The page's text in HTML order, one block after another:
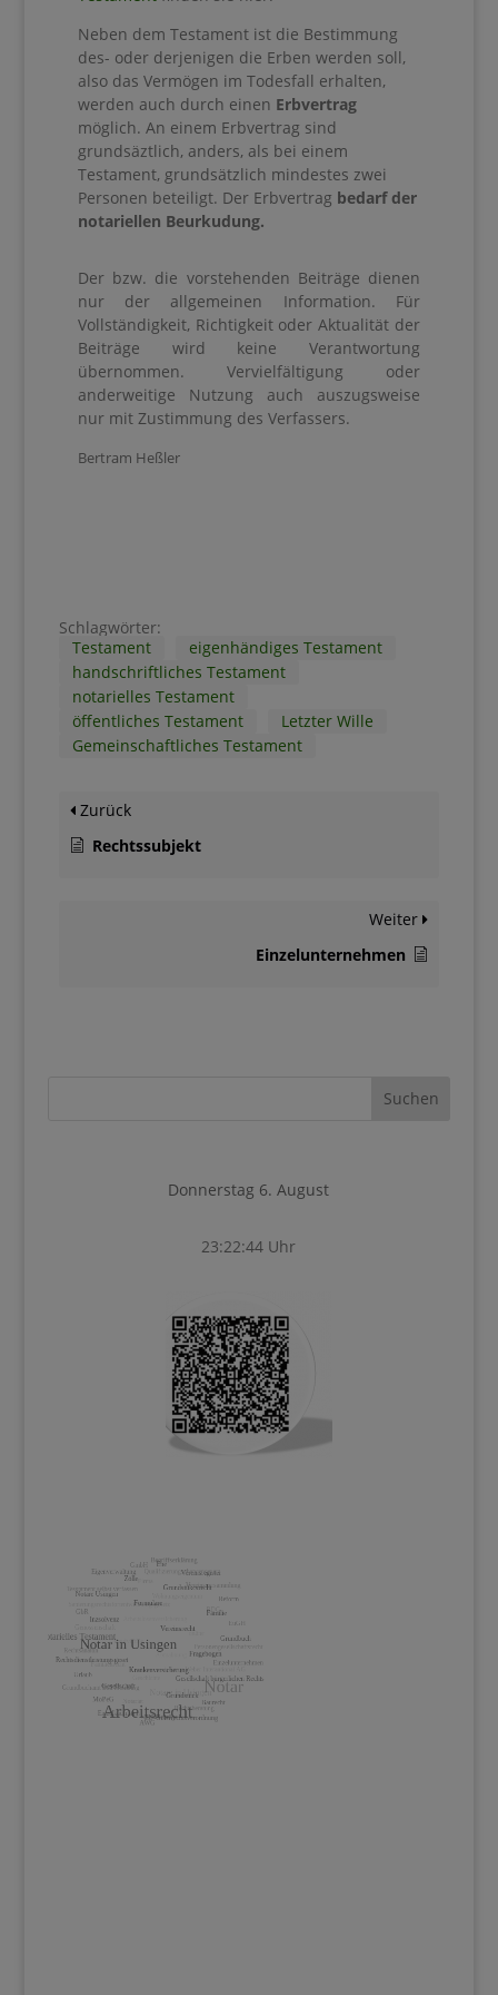
Neben dem Testament ist die Bestimmung
des- oder derjenigen die Erben werden soll,
also das Vermögen im Todesfall erhalten,
werden auch durch einen Erbvertrag
möglich. An einem Erbvertrag sind
grundsäztlich, anders, als bei einem
Testament, grundsätzlich mindestes zwei
Personen beteiligt. Der Erbvertrag bedarf der
notariellen Beurkudung.
Der bzw. die vorstehenden Beiträge dienen
nur der allgemeinen Information. Für
Vollständigkeit, Richtigkeit oder Aktualität der
Beiträge wird keine Verantwortung
übernommen. Vervielfältigung oder
anderweitige Nutzung auch auszugsweise
nur mit Zustimmung des Verfassers.
Bertram Heßler
Schlagwörter:
Testament
eigenhändiges Testament
handschriftliches Testament
notarielles Testament
öffentliches Testament
Letzter Wille
Gemeinschaftliches Testament
Zurück
Rechtssubjekt
Weiter
Einzelunternehmen
Donnerstag 6. August
23:22:44 Uhr